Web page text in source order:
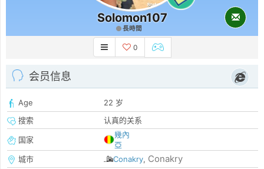
Solomon107
長時間
0
会员信息
Age
22 岁
搜索
认真的关系
国家
幾內
亞
城市
Conakry, Conakry